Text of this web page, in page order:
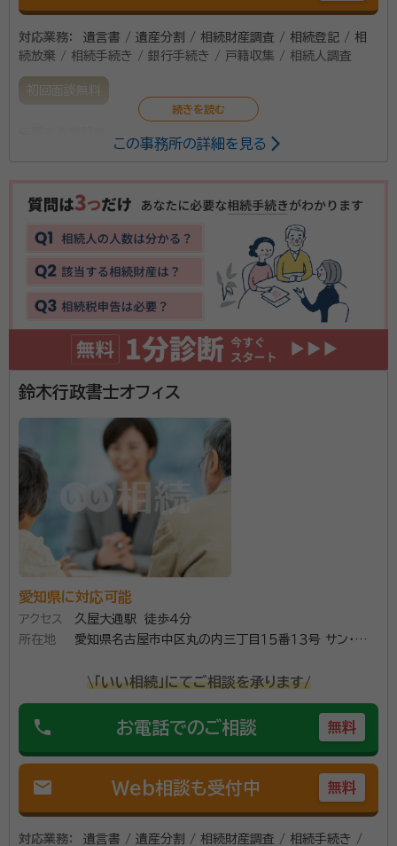
対応業務：
遺言書 / 遺産分割 / 相続財産調査 / 相続登記 / 相
続放棄 / 相続手続き / 銀行手続き / 戸籍収集 / 相続人調査
初回面談無料
この事務所の詳細を見る
鈴木行政書士オフィス
愛知県に対応可能
アクセス
久屋大通駅 徒歩4分
所在地
愛知県名古屋市中区丸の内三丁目１５番１３号 サン・丸
\「いい相続」にてご相談を承ります/
phone お電話でのご相談 無料
mail Web相談も受付中 無料
対応業務：
遺言書 / 遺産分割 / 相続財産調査 / 相続手続き /